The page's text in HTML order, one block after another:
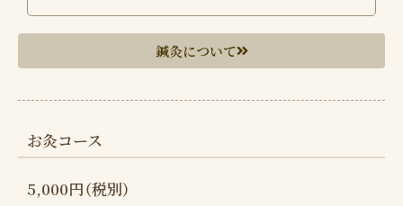
鍼灸について
お灸コース
5,000円（税別）